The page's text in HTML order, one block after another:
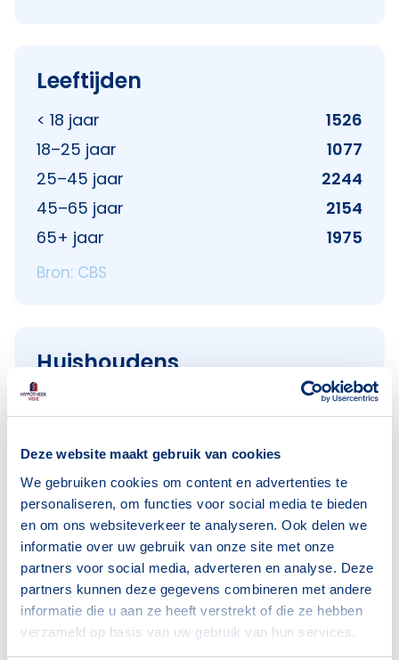
Deze website maakt gebruik van cookies
We gebruiken cookies om content en advertenties te
personaliseren, om functies voor social media te bieden
en om ons websiteverkeer te analyseren. Ook delen we
informatie over uw gebruik van onze site met onze
partners voor social media, adverteren en analyse. Deze
partners kunnen deze gegevens combineren met andere
informatie die u aan ze heeft verstrekt of die ze hebben
verzameld op basis van uw gebruik van hun services.
Leeftijden
< 18 jaar
1526
18–25 jaar
1077
25–45 jaar
2244
45–65 jaar
2154
65+ jaar
1975
Bron: CBS
Huishoudens
Alleenwonend
1435
Gezin met kinderen
Bron: CBS
Voorzieningen in Princenhage